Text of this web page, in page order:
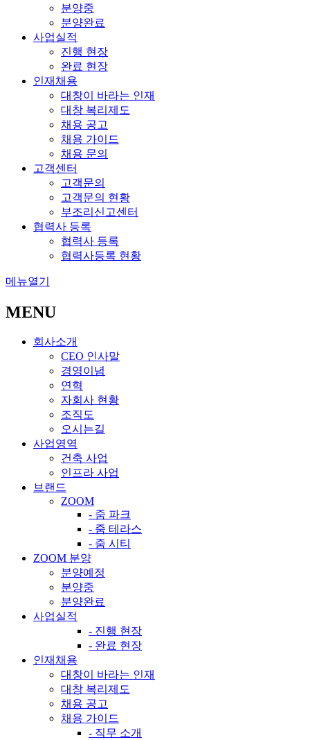
분양중
분양완료
사업실적
진행 현장
완료 현장
인재채용
대창이 바라는 인재
대창 복리제도
채용 공고
채용 가이드
채용 문의
고객센터
고객문의
고객문의 현황
부조리신고센터
협력사 등록
협력사 등록
협력사등록 현황
메뉴열기
MENU
회사소개
CEO 인사말
경영이념
연혁
자회사 현황
조직도
오시는길
사업영역
건축 사업
인프라 사업
브랜드
ZOOM
- 줌 파크
- 줌 테라스
- 줌 시티
ZOOM 분양
분양예정
분양중
분양완료
사업실적
- 진행 현장
- 완료 현장
인재채용
대창이 바라는 인재
대창 복리제도
채용 공고
채용 가이드
- 직무 소개